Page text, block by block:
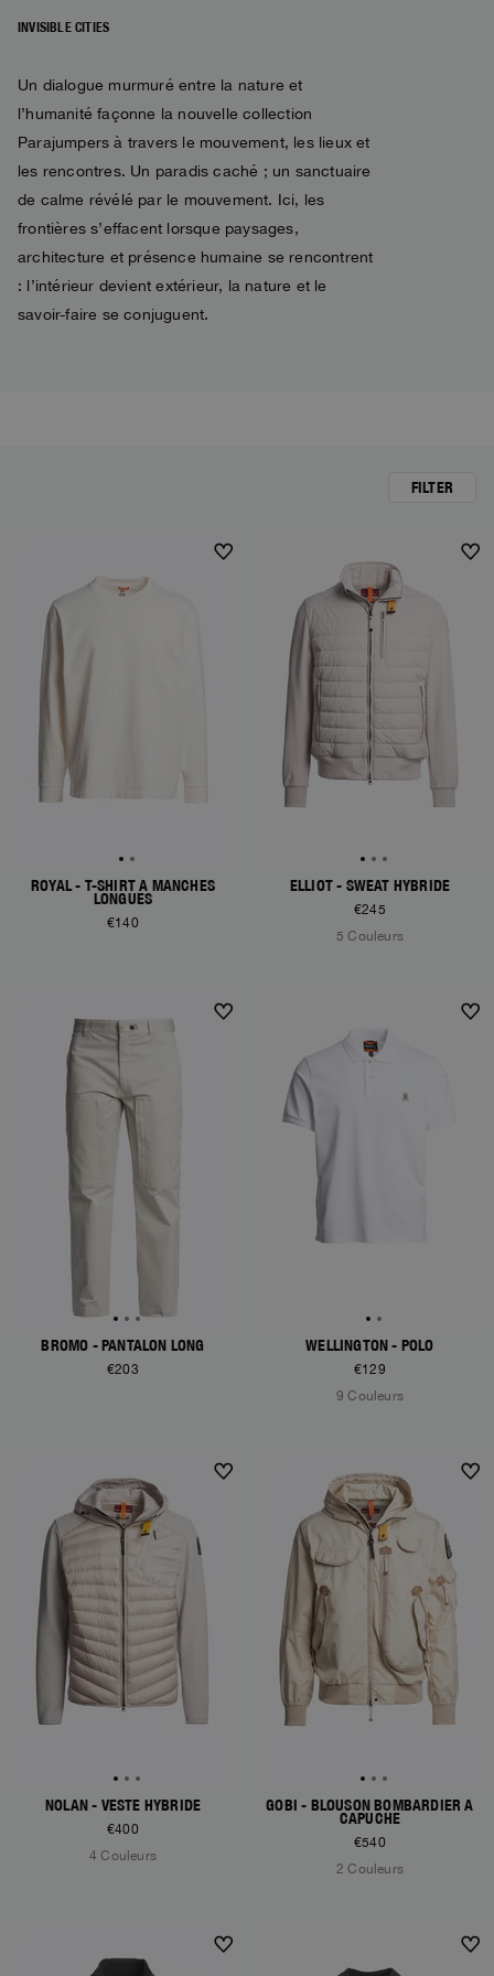
Polos & T-Shirts
Pantalons
Surchemises
Doudounes Sans Manch
Maillots de Bain
Rescue
Bluemoon The Crew
Anthony Bogdan
Tops et T-shirts
Maille
Doudounes Sans Manch
Parkas
Travel
Anthony Bogdan
Accessoires
Saving the Pallas' cat
Voices from an Icy Coast
Wiggo Antonsen
Heidi Sevestre
Jason Roberts
Wishlist
Service Clients
Langue: FR
INVISIBLE CITIES
Un dialogue murmuré entre la nature et
l’humanité façonne la nouvelle collection
Parajumpers à travers le mouvement, les lieux et
les rencontres. Un paradis caché ; un sanctuaire
de calme révélé par le mouvement. Ici, les
frontières s’effacent lorsque paysages,
architecture et présence humaine se rencontrent
: l’intérieur devient extérieur, la nature et le
savoir-faire se conjuguent.
FILTER
ROYAL - T-SHIRT À MANCHES
LONGUES
€140
ELLIOT - SWEAT HYBRIDE
€245
5 Couleurs
BROMO - PANTALON LONG
€203
WELLINGTON - POLO
€129
9 Couleurs
NOLAN - VESTE HYBRIDE
€400
4 Couleurs
GOBI - BLOUSON BOMBARDIER À
CAPUCHE
€540
2 Couleurs